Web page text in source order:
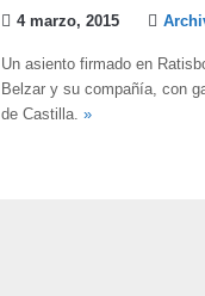
4 marzo, 2015
Un asiento firmado en
Belzar y su compañía, con
de Castilla. »